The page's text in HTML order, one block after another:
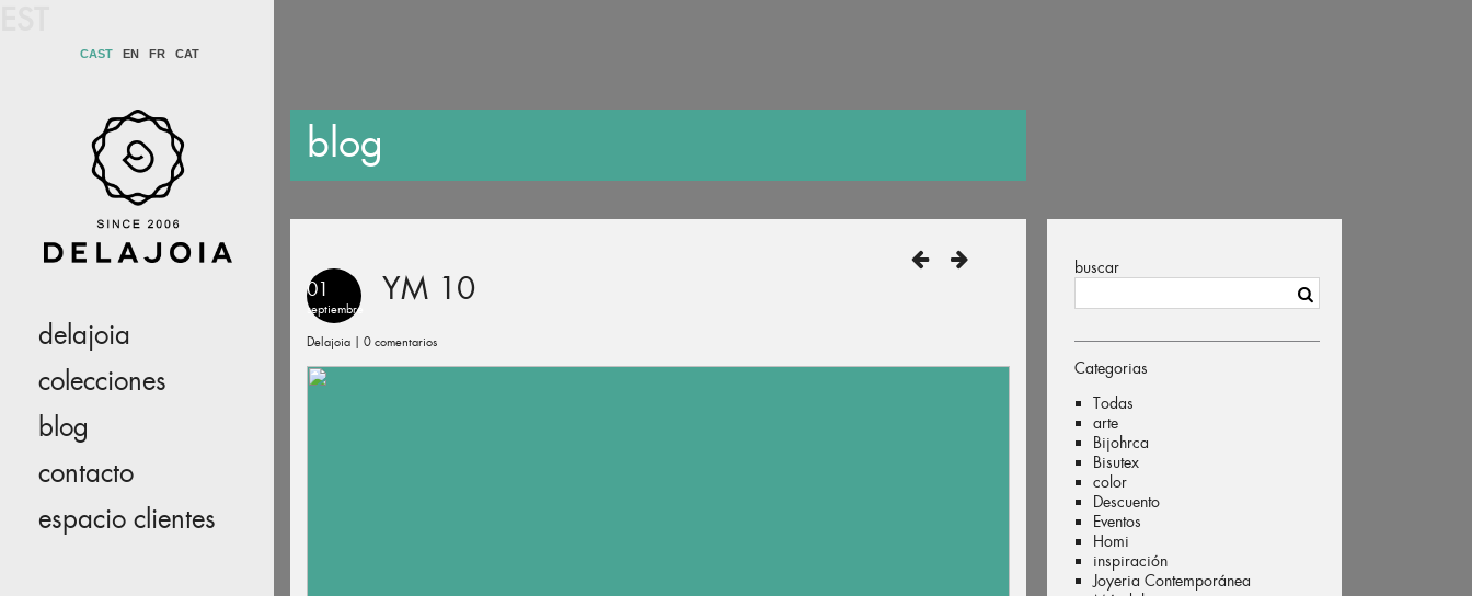
CAST EN FR CAT
delajoia
colecciones
blog
contacto
espacio clientes
blog
01
septiembre YM 10
Delajoia | 0 comentarios
buscar
Categorias
Todas
arte
Bijohrca
Bisutex
color
Descuento
Eventos
Homi
inspiración
Joyeria Contemporánea